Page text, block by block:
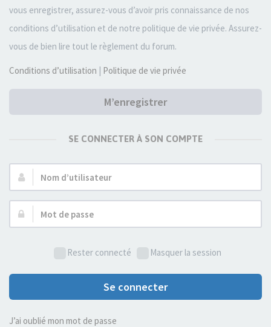
vous enregistrer, assurez-vous d’avoir pris connaissance de nos
conditions d’utilisation et de notre politique de vie privée. Assurez-
vous de bien lire tout le règlement du forum.
Conditions d’utilisation | Politique de vie privée
M’enregistrer
SE CONNECTER À SON COMPTE
Nom
Mot
Rester connecté Masquer la session
Se connecter
J’ai oublié mon mot de passe